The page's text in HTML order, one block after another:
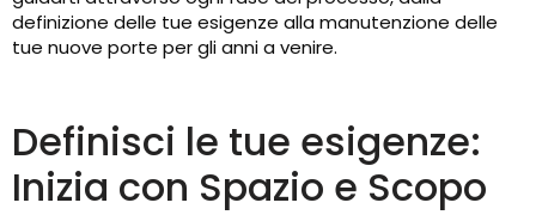
definizione delle tue esigenze alla manutenzione delle
tue nuove porte per gli anni a venire.
Definisci le tue esigenze:
Inizia con Spazio e Scopo